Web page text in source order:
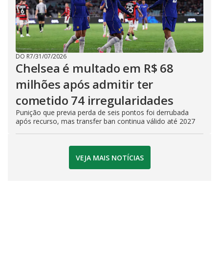
DO R7/31/07/2026
Chelsea é multado em R$ 68
milhões após admitir ter
cometido 74 irregularidades
Punição que previa perda de seis pontos foi derrubada
após recurso, mas transfer ban continua válido até 2027
VEJA MAIS NOTÍCIAS